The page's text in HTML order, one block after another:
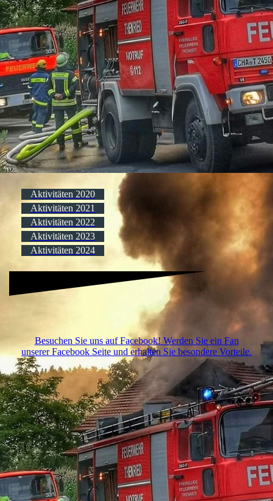
Aktivitäten 2020
Aktivitäten 2021
Aktivitäten 2022
Aktivitäten 2023
Aktivitäten 2024
Besuchen Sie uns auf Facebook! Werden Sie ein Fan
unserer Facebook Seite und erhalten Sie besondere Vorteile.